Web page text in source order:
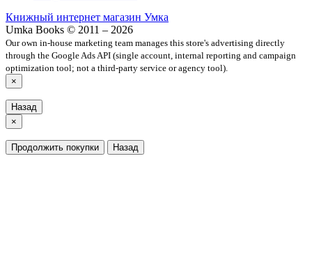
Книжный интернет магазин Умка
Umka Books © 2011 – 2026
Our own in-house marketing team manages this store's advertising directly
through the Google Ads API (single account, internal reporting and campaign
optimization tool; not a third-party service or agency tool).
×
Назад
×
Продолжить покупки Назад